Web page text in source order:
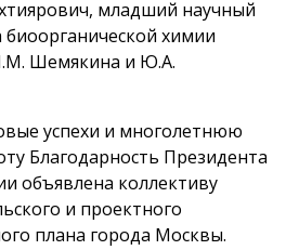
младший научный
химии
Шемякина и Ю.А.
успехи и многолетнюю
Благодарность Президента
объявлена коллективу
и проектного
плана города Москвы.